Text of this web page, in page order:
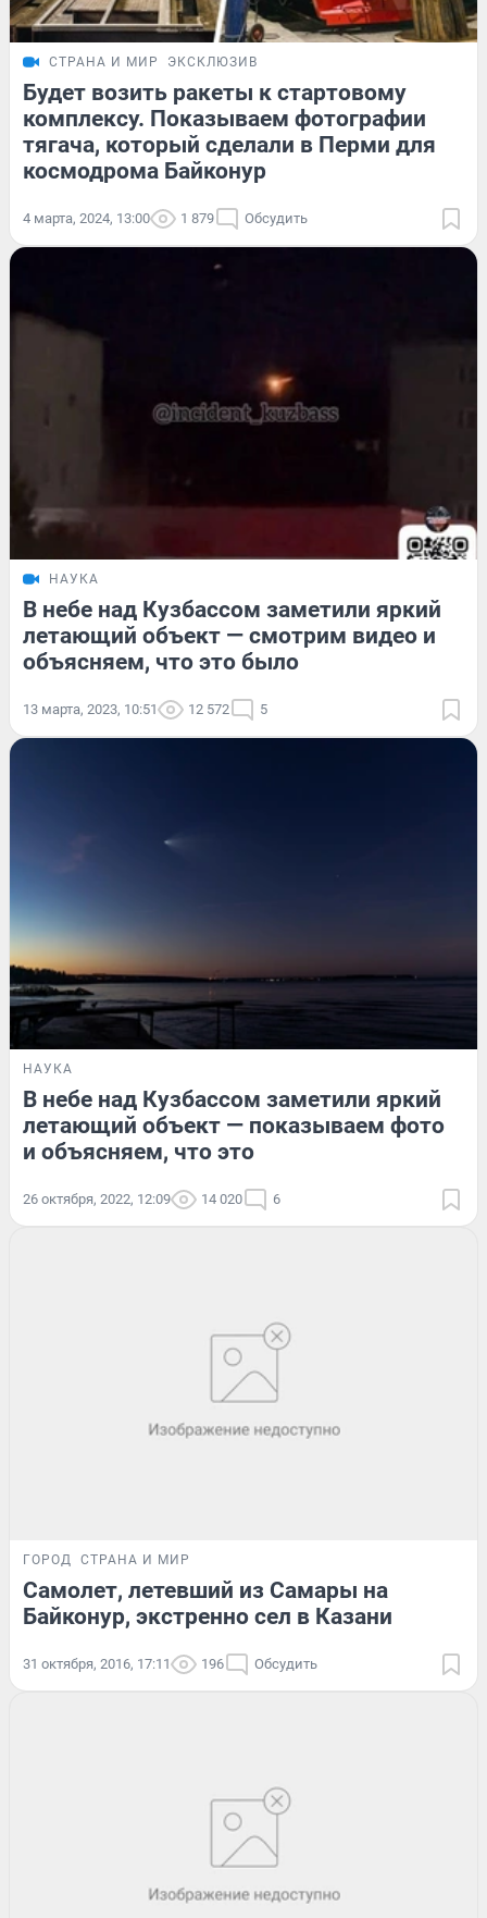
СТРАНА И МИР ЭКСКЛЮЗИВ
Будет возить ракеты к стартовому
комплексу. Показываем фотографии
тягача, который сделали в Перми для
космодрома Байконур
4 марта, 2024, 13:00 1 879 Обсудить
НАУКА
В небе над Кузбассом заметили яркий
летающий объект — смотрим видео и
объясняем, что это было
13 марта, 2023, 10:51 12 572 5
НАУКА
В небе над Кузбассом заметили яркий
летающий объект — показываем фото
и объясняем, что это
26 октября, 2022, 12:09 14 020 6
ГОРОД СТРАНА И МИР
Самолет, летевший из Самары на
Байконур, экстренно сел в Казани
31 октября, 2016, 17:11 196 Обсудить